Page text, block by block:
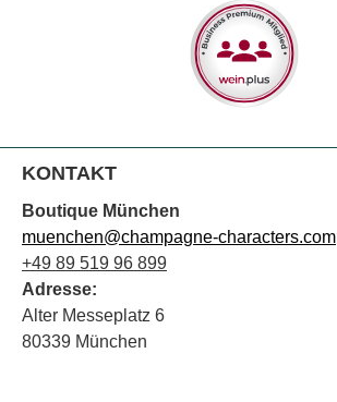
KONTAKT
Boutique München
muenchen@champagne-characters.com
+49 89 519 96 899
Adresse:
Alter Messeplatz 6
80339 München